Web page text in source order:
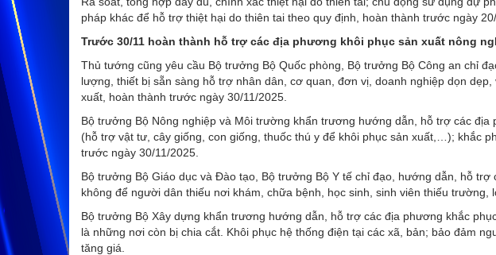
pháp khác để hỗ trợ thiệt hại do thiên tai theo quy định, hoàn thành trước ngày
Trước 30/11 hoàn thành hỗ trợ các địa phương khôi phục sản xuất nông
Thủ tướng cũng yêu cầu Bộ trưởng Bộ Quốc phòng, Bộ trưởng Bộ Công an chỉ
lượng, thiết bị sẵn sàng hỗ trợ nhân dân, cơ quan, đơn vị, doanh nghiệp dọn
xuất, hoàn thành trước ngày 30/11/2025.
Bộ trưởng Bộ Nông nghiệp và Môi trường khẩn trương hướng dẫn, hỗ trợ các
(hỗ trợ vật tư, cây giống, con giống, thuốc thú y để khôi phục sản xuất,…); khắc
trước ngày 30/11/2025.
Bộ trưởng Bộ Giáo dục và Đào tạo, Bộ trưởng Bộ Y tế chỉ đạo, hướng dẫn, hỗ
không để người dân thiếu nơi khám, chữa bệnh, học sinh, sinh viên thiếu trường,
Bộ trưởng Bộ Xây dựng khẩn trương hướng dẫn, hỗ trợ các địa phương khắc
là những nơi còn bị chia cắt. Khôi phục hệ thống điện tại các xã, bản; bảo đảm
tăng giá.